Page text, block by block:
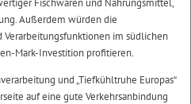
Fischwaren und Nahrungsmittel,
Außerdem würden die
im südlichen
Mark-Investition profitieren.
und „Tiefkühltruhe Europas“
auf eine gute Verkehrsanbindung